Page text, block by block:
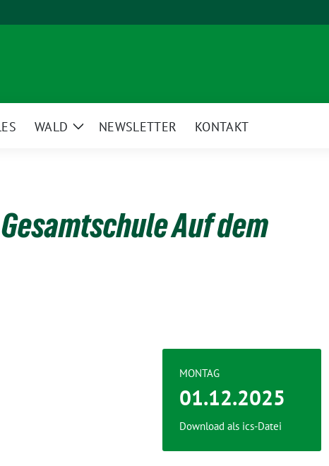
WALD
ZeigeNEWSLETTER KONTAKT
Auf dem
MONTAG
01.12.2025
Download als ics-Datei